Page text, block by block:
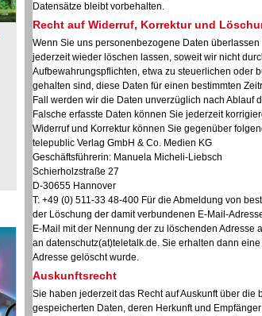
Datensätze bleibt vorbehalten.
Recht auf Widerruf, Korrektur und
Wenn Sie uns personenbezogene Daten
jederzeit wieder löschen lassen, soweit wir nicht
Aufbewahrungspflichten, etwa zu steuerlichen oder
gehalten sind, diese Daten für einen bestimmten
Fall werden wir die Daten unverzüglich nach Ablauf
Falsche erfasste Daten können Sie jederzeit
Widerruf und Korrektur können Sie gegenüber
telepublic Verlag GmbH & Co. Medien KG
Geschäftsführerin: Manuela Micheli-Liebsch
Schierholzstraße 27
D-30655 Hannover
T: +49 (0) 511-33 48-400 Für die Abmeldung von
der Löschung der damit verbundenen E-Mail-
E-Mail mit der Nennung der zu löschenden Adresse
an datenschutz(at)teletalk.de. Sie erhalten dann
Adresse gelöscht wurde.
Auskunftsrecht
Sie haben jederzeit das Recht auf Auskunft über die
gespeicherten Daten, deren Herkunft und